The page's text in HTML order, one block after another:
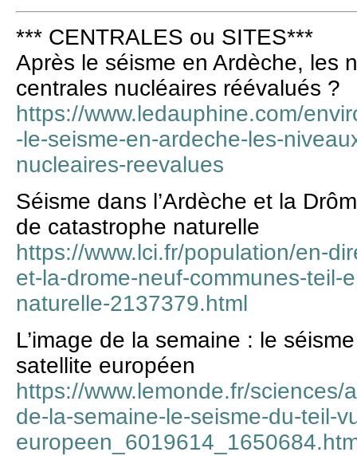
*** CENTRALES ou SITES***
Après le séisme en Ardèche, les
centrales nucléaires réévalués ?
https://www.ledauphine.com/
-le-seisme-en-ardeche-les-
nucleaires-reevalues
Séisme dans l’Ardèche et la
de catastrophe naturelle
https://www.lci.fr/population/en-
et-la-drome-neuf-communes-teil-
naturelle-2137379.html
L’image de la semaine : le
satellite européen
https://www.lemonde.fr/sciences/
de-la-semaine-le-seisme-du-teil-